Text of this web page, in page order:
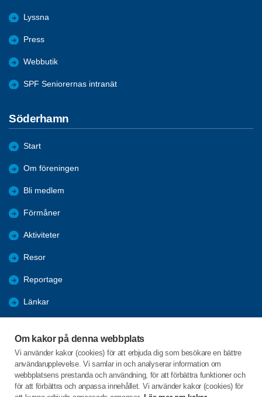
Om kakor på denna webbplats
Vi använder kakor (cookies) för att erbjuda dig som besökare en bättre
användarupplevelse. Vi samlar in och analyserar information om
webbplatsens prestanda och användning, för att förbättra funktioner och
för att förbättra och anpassa innehållet. Vi använder kakor (cookies) för
Lyssna
Press
Webbutik
SPF Seniorernas intranät
Söderhamn
Start
Om föreningen
Bli medlem
Förmåner
Aktiviteter
Resor
Reportage
Länkar
Aktivitetskalender
Kommunala pensionärsrådet - KPR